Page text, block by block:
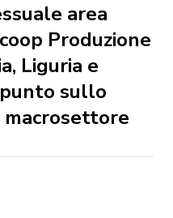
area
Produzione
Liguria e
sullo